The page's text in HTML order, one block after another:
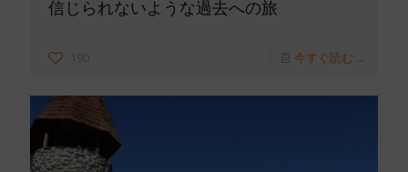
信じられないような過去への旅
190 今すぐ読む ...